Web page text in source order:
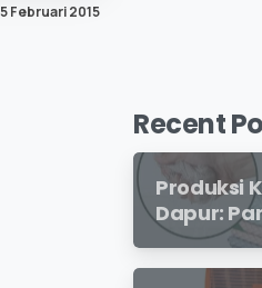
5 Februari 2015
Recent
Produksi
Dapur:
Usaha
untuk